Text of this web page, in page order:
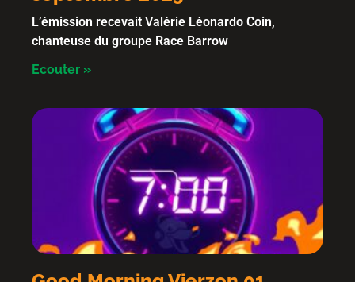
L’émission recevait Valérie Léonardo Coin,
chanteuse du groupe Race Barrow
Ecouter »